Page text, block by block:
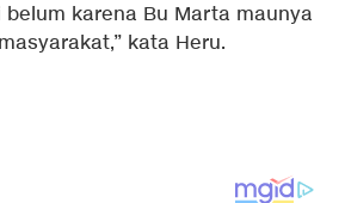
karena Bu Marta maunya
kata Heru.